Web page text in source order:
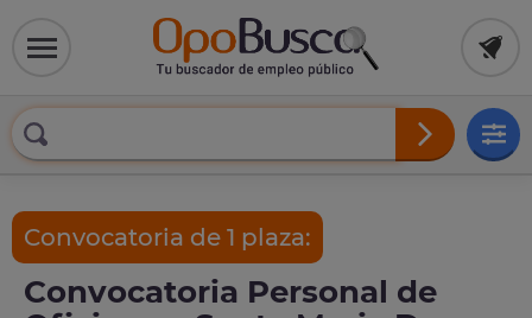
Convocatoria de 1 plaza:
Convocatoria Personal de